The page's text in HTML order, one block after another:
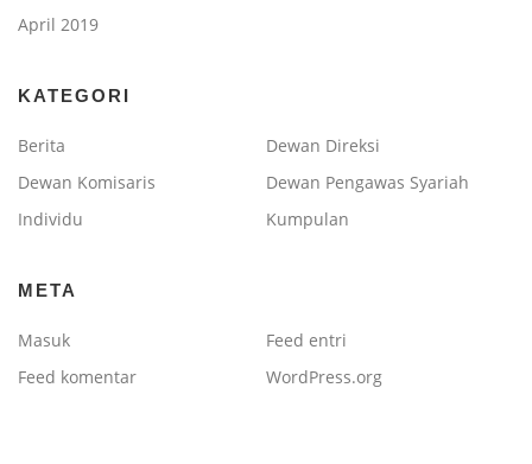
April 2019
KATEGORI
Berita
Dewan Direksi
Dewan Komisaris
Dewan Pengawas Syariah
Individu
Kumpulan
META
Masuk
Feed entri
Feed komentar
WordPress.org